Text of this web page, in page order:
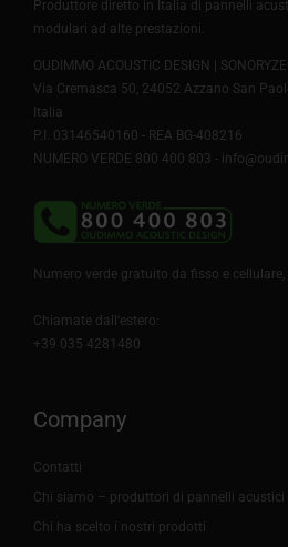
Produttore diretto in Italia di pannelli
modulari ad alte prestazioni.
OUDIMMO ACOUSTIC DESIGN |
Via Cremasca 50, 24052 Azzano San
Italia
P.I. 03146540160 - REA BG-408216
NUMERO VERDE 800 400 803 -
Numero verde gratuito da fisso e
Chiamate dall'estero:
+39 035 4281480
Company
Contatti
Chi siamo – produttori di pannelli acustici
Chi ha scelto i nostri prodotti